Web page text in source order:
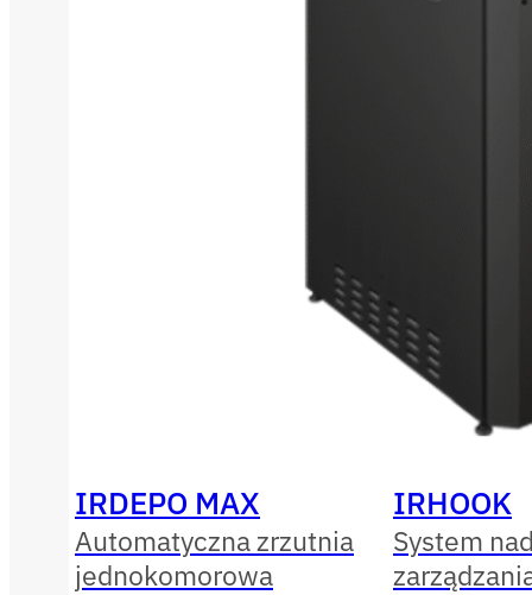
IRDEPO MAX
Automatyczna zrzutnia
jednokomorowa
IRHOOK
System